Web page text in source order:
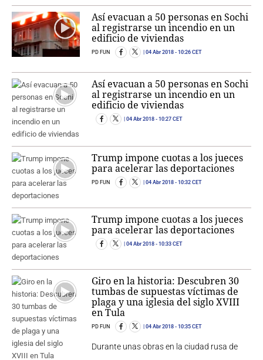
Así evacuan a 50 personas en Sochi
al registrarse un incendio en un
edificio de viviendas
PD FUN 04 Abr 2018 - 10:26 CET
Así evacuan a 50 personas en Sochi
al registrarse un incendio en un
edificio de viviendas
04 Abr 2018 - 10:27 CET
Trump impone cuotas a los jueces
para acelerar las deportaciones
PD FUN 04 Abr 2018 - 10:32 CET
Trump impone cuotas a los jueces
para acelerar las deportaciones
04 Abr 2018 - 10:33 CET
Giro en la historia: Descubren 30
tumbas de supuestas víctimas de
plaga y una iglesia del siglo XVIII
en Tula
PD FUN 04 Abr 2018 - 10:35 CET
Durante unas obras en la ciudad rusa de